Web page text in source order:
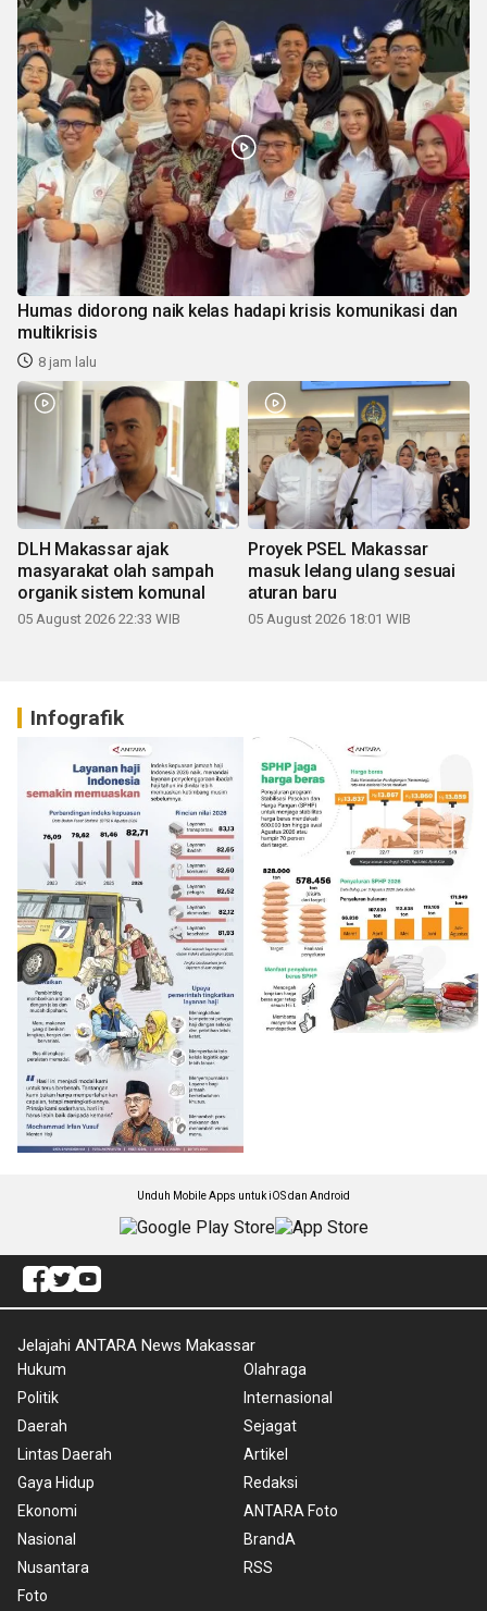
Humas didorong naik kelas hadapi krisis komunikasi dan
multikrisis
8 jam lalu
DLH Makassar ajak
masyarakat olah sampah
organik sistem komunal
05 August 2026 22:33 WIB
Proyek PSEL Makassar
masuk lelang ulang sesuai
aturan baru
05 August 2026 18:01 WIB
Infografik
Unduh Mobile Apps untuk iOS dan Android
Jelajahi ANTARA News Makassar
Hukum
Politik
Daerah
Lintas Daerah
Gaya Hidup
Ekonomi
Nasional
Nusantara
Foto
Olahraga
Internasional
Sejagat
Artikel
Redaksi
ANTARA Foto
BrandA
RSS